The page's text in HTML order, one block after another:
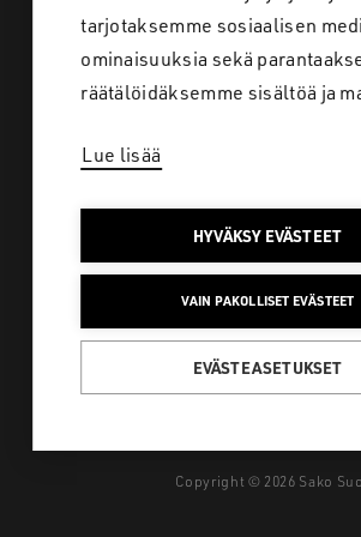
Tietosuoja
SAKO SUOMI
Löydä koko laaja
tuotevalikoimamme
metsästykseen ja
Copyright © 2026 Sako
tarjotaksemme sosiaalisen
ominaisuuksia sekä
räätälöidäksemme sisältöä ja
Lue lisää
HYVÄKSY EVÄSTEET
VAIN PAKOLLISET EVÄSTEET
EVÄSTEASETUKSET